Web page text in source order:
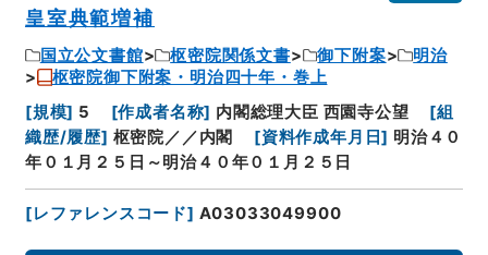
皇室典範増補
国立公文書館 枢密院関係文書 御下附案
明治
枢密院御下附案・明治四十年・巻上
[規模] 5 [作成者名称] 内閣総理大臣 西園寺公望 [組
織歴/履歴] 枢密院／／内閣 [資料作成年月日] 明治４０
年０１月２５日～明治４０年０１月２５日
[レファレンスコード] A03033049900